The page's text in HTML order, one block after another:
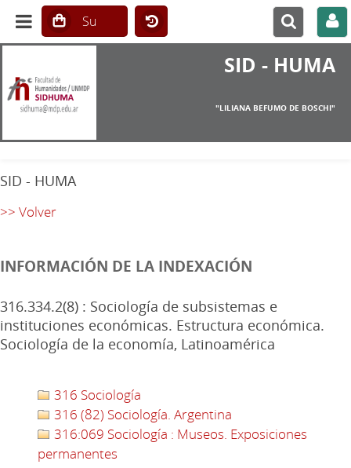
SID - HUMA
"LILIANA BEFUMO DE BOSCHI"
SID - HUMA
>> Volver
INFORMACIÓN DE LA INDEXACIÓN
316.334.2(8) : Sociología de subsistemas e
instituciones económicas. Estructura económica.
Sociología de la economía, Latinoamérica
316 Sociología
316 (82) Sociología. Argentina
316:069 Sociología : Museos. Exposiciones
permanentes